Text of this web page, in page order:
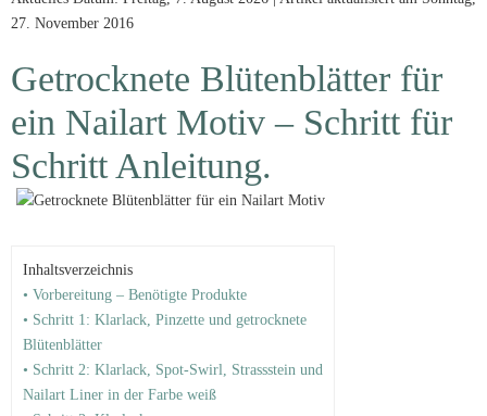
27. November 2016
Getrocknete Blütenblätter für
ein Nailart Motiv – Schritt für
Schritt Anleitung.
Inhaltsverzeichnis
• Vorbereitung – Benötigte Produkte
• Schritt 1: Klarlack, Pinzette und getrocknete
Blütenblätter
• Schritt 2: Klarlack, Spot-Swirl, Strassstein und
Nailart Liner in der Farbe weiß